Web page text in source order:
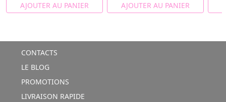
AJOUTER AU PANIER AJOUTER AU PANIER
CONTACTS
LE BLOG
PROMOTIONS
LIVRAISON RAPIDE